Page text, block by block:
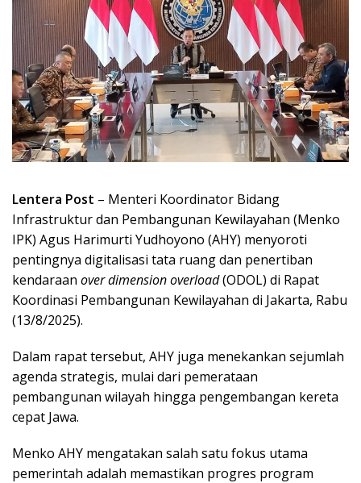
Lentera Post – Menteri Koordinator Bidang
Infrastruktur dan Pembangunan Kewilayahan (Menko
IPK) Agus Harimurti Yudhoyono (AHY) menyoroti
pentingnya digitalisasi tata ruang dan penertiban
kendaraan over dimension overload(ODOL) di Rapat
Koordinasi Pembangunan Kewilayahan di Jakarta, Rabu
(13/8/2025).
Dalam rapat tersebut, AHY juga menekankan sejumlah
agenda strategis, mulai dari pemerataan
pembangunan wilayah hingga pengembangan kereta
cepat Jawa.
Menko AHY mengatakan salah satu fokus utama
pemerintah adalah memastikan progres program